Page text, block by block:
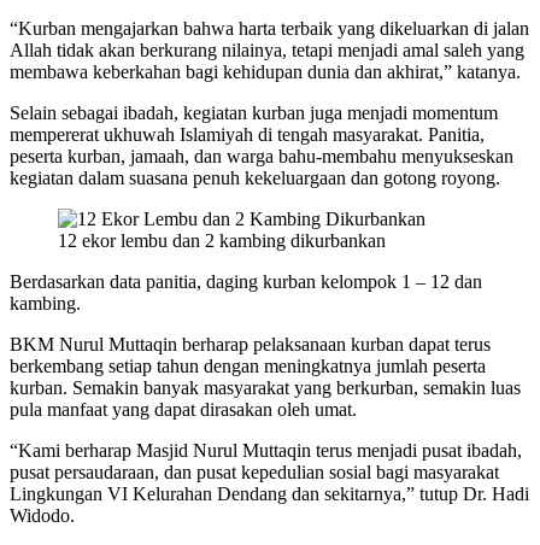
“Kurban mengajarkan bahwa harta terbaik yang dikeluarkan di jalan
Allah tidak akan berkurang nilainya, tetapi menjadi amal saleh yang
membawa keberkahan bagi kehidupan dunia dan akhirat,” katanya.
Selain sebagai ibadah, kegiatan kurban juga menjadi momentum
mempererat ukhuwah Islamiyah di tengah masyarakat. Panitia,
peserta kurban, jamaah, dan warga bahu-membahu menyukseskan
kegiatan dalam suasana penuh kekeluargaan dan gotong royong.
12 ekor lembu dan 2 kambing dikurbankan
Berdasarkan data panitia, daging kurban kelompok 1 – 12 dan
kambing.
BKM Nurul Muttaqin berharap pelaksanaan kurban dapat terus
berkembang setiap tahun dengan meningkatnya jumlah peserta
kurban. Semakin banyak masyarakat yang berkurban, semakin luas
pula manfaat yang dapat dirasakan oleh umat.
“Kami berharap Masjid Nurul Muttaqin terus menjadi pusat ibadah,
pusat persaudaraan, dan pusat kepedulian sosial bagi masyarakat
Lingkungan VI Kelurahan Dendang dan sekitarnya,” tutup Dr. Hadi
Widodo.